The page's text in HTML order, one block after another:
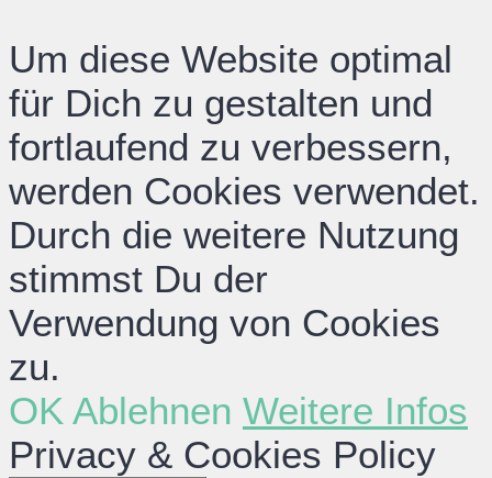
Um diese Website optimal
für Dich zu gestalten und
fortlaufend zu verbessern,
werden Cookies verwendet.
Durch die weitere Nutzung
stimmst Du der
Verwendung von Cookies
zu.
OK Ablehnen Weitere Infos
Privacy & Cookies Policy